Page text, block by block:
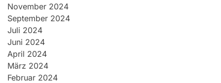
November 2024
September 2024
Juli 2024
Juni 2024
April 2024
März 2024
Februar 2024